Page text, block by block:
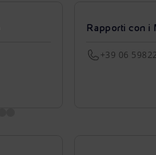
Rapporti con i
+39 06